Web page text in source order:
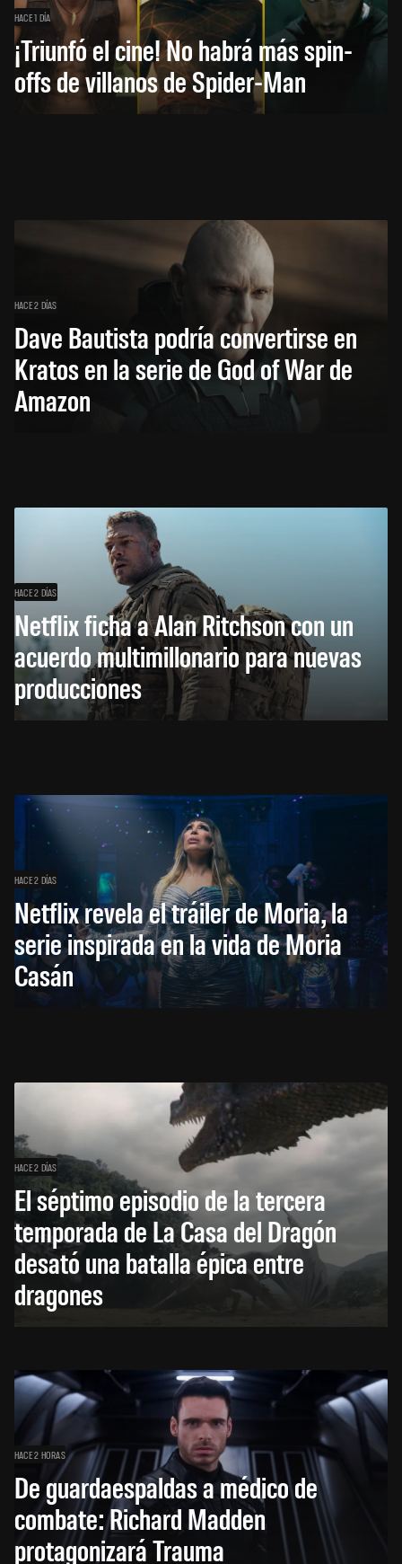
HACE 1 DÍA
¡Triunfó el cine! No habrá más spin-
offs de villanos de Spider-Man
HACE 2 DÍAS
Dave Bautista podría convertirse en
Kratos en la serie de God of War de
Amazon
HACE 2 DÍAS
Netflix ficha a Alan Ritchson con un
acuerdo multimillonario para nuevas
producciones
HACE 2 DÍAS
Netflix revela el tráiler de Moria, la
serie inspirada en la vida de Moria
Casán
HACE 2 DÍAS
El séptimo episodio de la tercera
temporada de La Casa del Dragón
desató una batalla épica entre
dragones
HACE 2 HORAS
De guardaespaldas a médico de
combate: Richard Madden
protagonizará Trauma